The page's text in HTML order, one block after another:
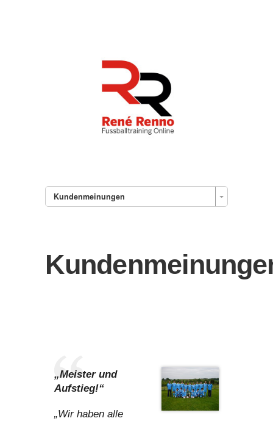
Kundenmeinungen
„Meister und
Aufstieg!“
„Wir haben alle